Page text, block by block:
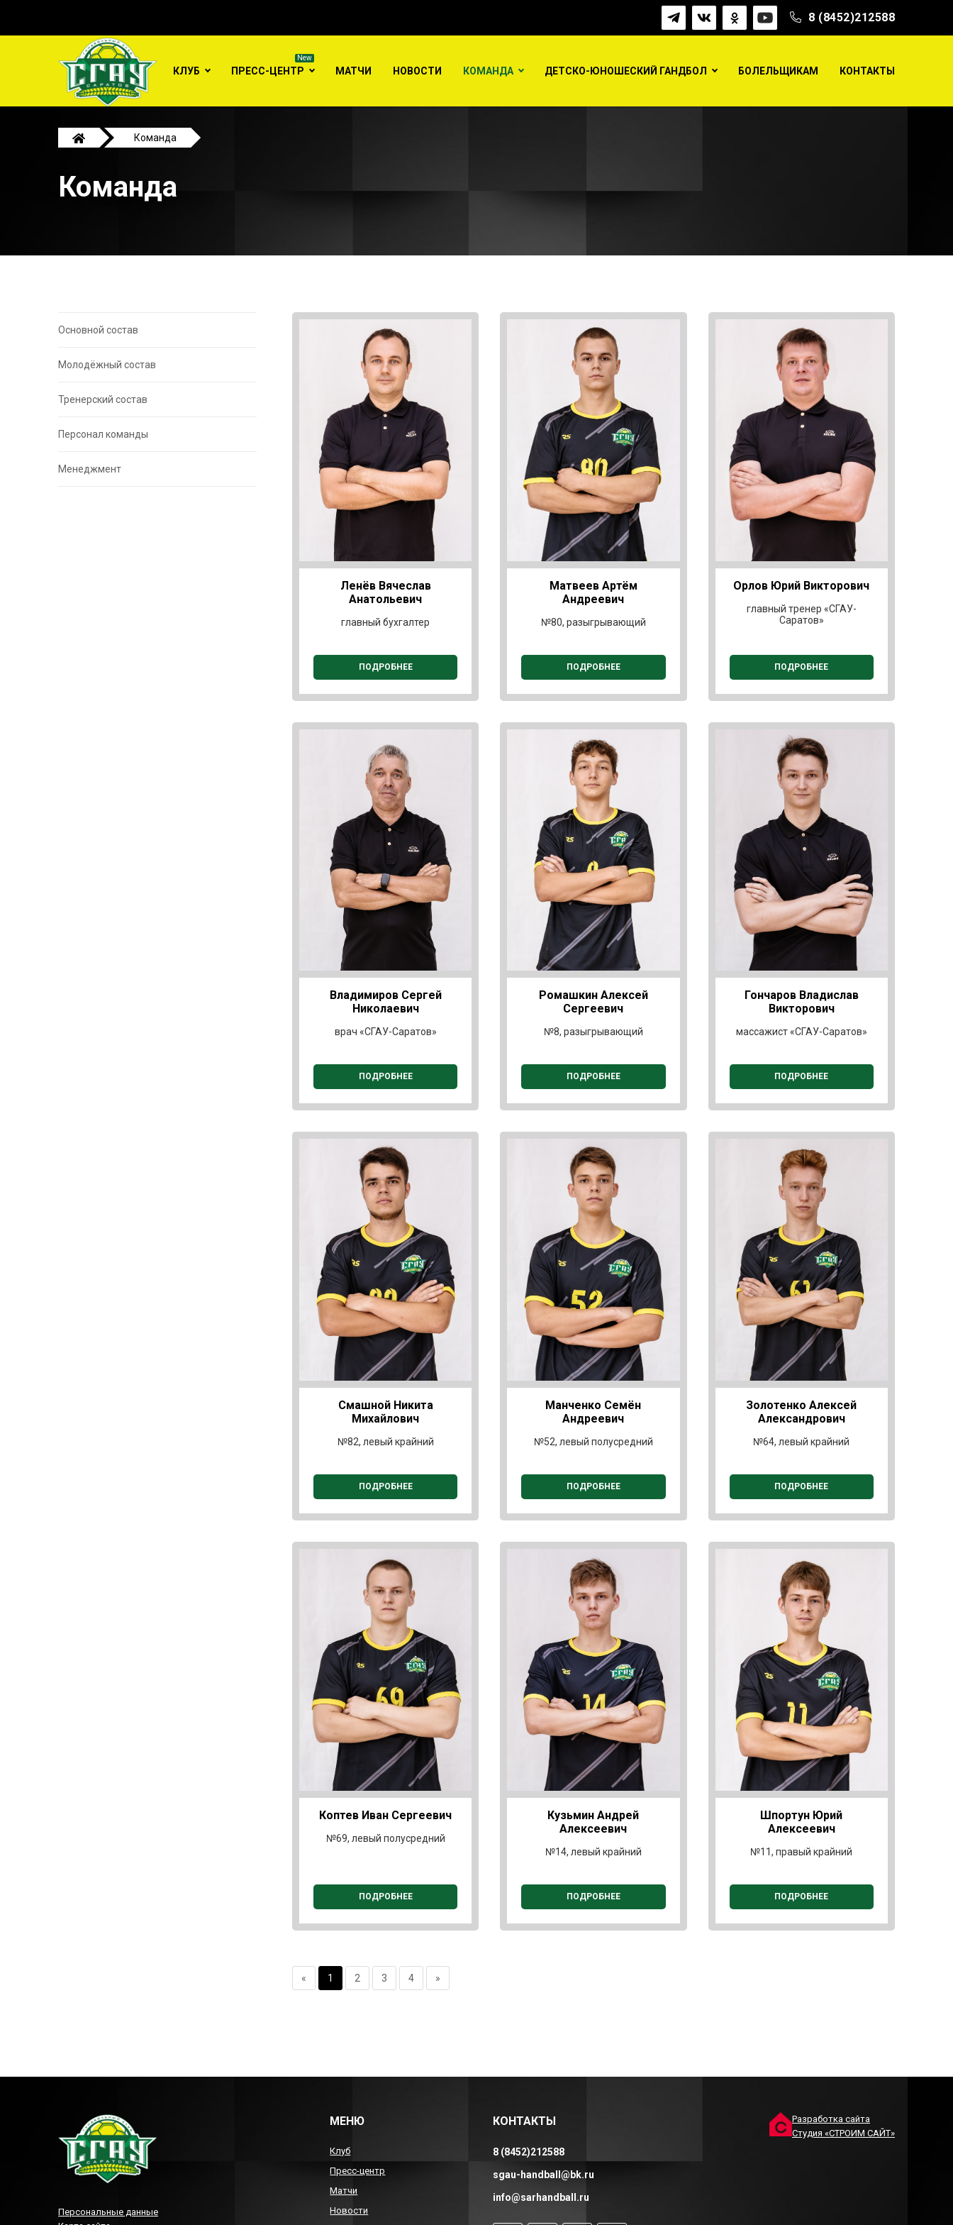
8 (8452)212588
КЛУБ ПРЕСС-ЦЕНТР МАТЧИ НОВОСТИ КОМАНДА ДЕТСКО-ЮНОШЕСКИЙ ГАНДБОЛ БОЛЕЛЬЩИКАМ КОНТАКТЫ
Команда
Команда
Основной состав
Молодёжный состав
Тренерский состав
Персонал команды
Менеджмент
Ленёв Вячеслав
Анатольевич
главный бухгалтер
ПОДРОБНЕЕ
Матвеев Артём
Андреевич
№80, разыгрывающий
ПОДРОБНЕЕ
Орлов Юрий Викторович
главный тренер «СГАУ-
Саратов»
ПОДРОБНЕЕ
Владимиров Сергей
Николаевич
врач «СГАУ-Саратов»
ПОДРОБНЕЕ
Ромашкин Алексей
Сергеевич
№8, разыгрывающий
ПОДРОБНЕЕ
Гончаров Владислав
Викторович
массажист «СГАУ-Саратов»
ПОДРОБНЕЕ
Смашной Никита
Михайлович
№82, левый крайний
ПОДРОБНЕЕ
Манченко Семён
Андреевич
№52, левый полусредний
ПОДРОБНЕЕ
Золотенко Алексей
Александрович
№64, левый крайний
ПОДРОБНЕЕ
Коптев Иван Сергеевич
№69, левый полусредний
ПОДРОБНЕЕ
Кузьмин Андрей
Алексеевич
№14, левый крайний
ПОДРОБНЕЕ
Шпортун Юрий
Алексеевич
№11, правый крайний
ПОДРОБНЕЕ
« 1 2 3 4 »
Персональные данные
МЕНЮ
Клуб
Пресс-центр
Матчи
Новости
КОНТАКТЫ
8 (8452)212588
sgau-handball@bk.ru
info@sarhandball.ru
Разработка сайта
Студия «СТРОИМ САЙТ»